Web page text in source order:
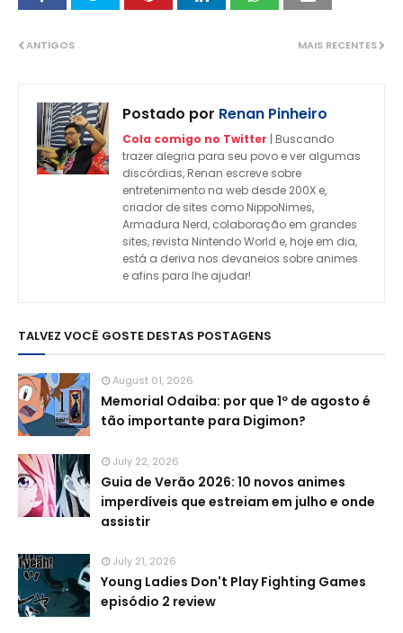
MAIS RECENTES
ANTIGOS
Postado por Renan Pinheiro
Cola comigo no Twitter | Buscando
trazer alegria para seu povo e ver algumas
discórdias, Renan escreve sobre
entretenimento na web desde 200X e,
criador de sites como NippoNimes,
Armadura Nerd, colaboração em grandes
sites, revista Nintendo World e, hoje em dia,
está a deriva nos devaneios sobre animes
e afins para lhe ajudar!
TALVEZ VOCÊ GOSTE DESTAS POSTAGENS
August 01, 2026
Memorial Odaiba: por que 1º de agosto é
tão importante para Digimon?
July 22, 2026
Guia de Verão 2026: 10 novos animes
imperdíveis que estreiam em julho e onde
assistir
July 21, 2026
Young Ladies Don't Play Fighting Games
episódio 2 review